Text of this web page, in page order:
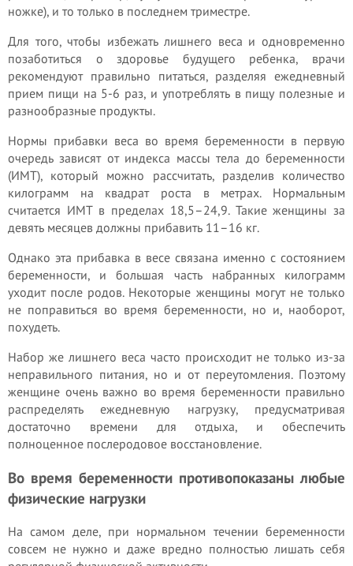
ножке), и то только в последнем триместре.
Для того, чтобы избежать лишнего веса и одновременно
позаботиться о здоровье будущего ребенка, врачи
рекомендуют правильно питаться, разделяя ежедневный
прием пищи на 5-6 раз, и употреблять в пищу полезные и
разнообразные продукты.
Нормы прибавки веса во время беременности в первую
очередь зависят от индекса массы тела до беременности
(ИМТ), который можно рассчитать, разделив количество
килограмм на квадрат роста в метрах. Нормальным
считается ИМТ в пределах 18,5–24,9. Такие женщины за
девять месяцев должны прибавить 11–16 кг.
Однако эта прибавка в весе связана именно с состоянием
беременности, и большая часть набранных килограмм
уходит после родов. Некоторые женщины могут не только
не поправиться во время беременности, но и, наоборот,
похудеть.
Набор же лишнего веса часто происходит не только из-за
неправильного питания, но и от переутомления. Поэтому
женщине очень важно во время беременности правильно
распределять ежедневную нагрузку, предусматривая
достаточно времени для отдыха, и обеспечить
полноценное послеродовое восстановление.
Во время беременности противопоказаны любые
физические нагрузки
На самом деле, при нормальном течении беременности
совсем не нужно и даже вредно полностью лишать себя